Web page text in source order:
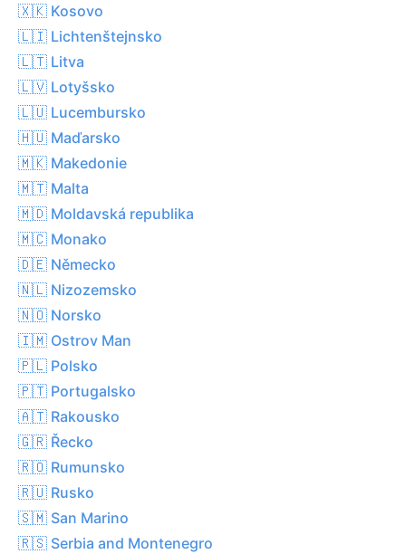
🇽🇰 Kosovo
🇱🇮 Lichtenštejnsko
🇱🇹 Litva
🇱🇻 Lotyšsko
🇱🇺 Lucembursko
🇭🇺 Maďarsko
🇲🇰 Makedonie
🇲🇹 Malta
🇲🇩 Moldavská republika
🇲🇨 Monako
🇩🇪 Německo
🇳🇱 Nizozemsko
🇳🇴 Norsko
🇮🇲 Ostrov Man
🇵🇱 Polsko
🇵🇹 Portugalsko
🇦🇹 Rakousko
🇬🇷 Řecko
🇷🇴 Rumunsko
🇷🇺 Rusko
🇸🇲 San Marino
🇷🇸 Serbia and Montenegro